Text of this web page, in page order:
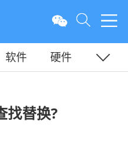
软件
硬件
找替换?